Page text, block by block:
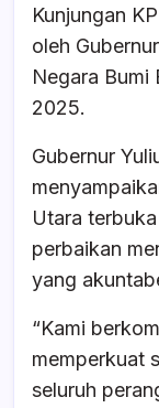
Kunjungan
oleh
Negara Bumi
2025.
Gubernur
Utara
perbaikan
yang
“Kami
memperkuat
seluruh